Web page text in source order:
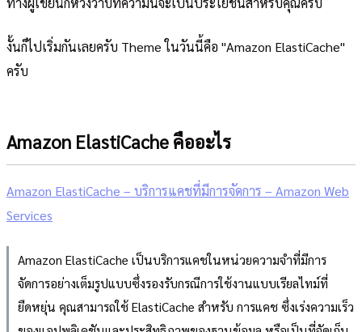
งั้นก็ไปเริ่มกันเลยครับ Theme ในวันนี้คือ "Amazon ElastiCache"
ครับ
Amazon ElastiCache คืออะไร
Amazon ElastiCache – บริการแคชที่มีการจัดการ – Amazon Web
Services
Amazon ElastiCache เป็นบริการแคชในหน่วยความจำที่มีการ
จัดการอย่างเต็มรูปแบบซึ่งรองรับกรณีการใช้งานแบบเรียลไทม์ที่
ยืดหยุ่น คุณสามารถใช้ ElastiCache สำหรับ การแคช ซึ่งเร่งความเร็ว